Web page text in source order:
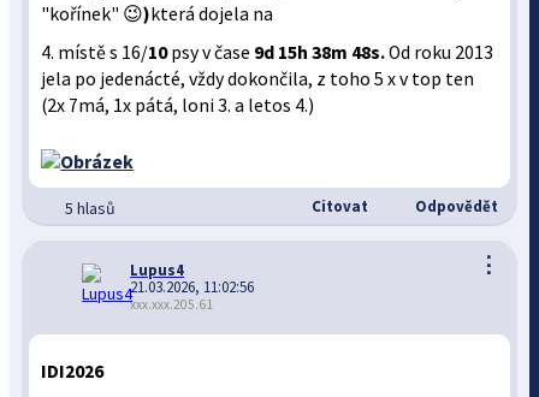
"kořínek" 😉)která dojela na
4. místě s 16/10psy v čase 9d 15h 38m 48s.Od roku 2013
jela po jedenácté, vždy dokončila, z toho 5 x v top ten
(2x 7má, 1x pátá, loni 3. a letos 4.)
5 hlasů Citovat Odpovědět
⋮
Lupus4
21.03.2026, 11:02:56
xxx.xxx.205.61
IDI2026